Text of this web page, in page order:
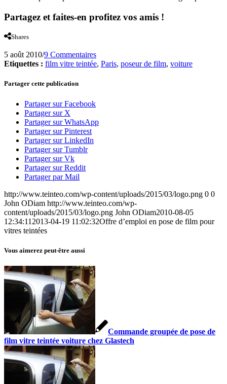
Partagez et faites-en profitez vos amis !
Shares
5 août 2010/9 Commentaires
Etiquettes : film vitre teintée, Paris, poseur de film, voiture
Partager cette publication
Partager sur Facebook
Partager sur X
Partager sur WhatsApp
Partager sur Pinterest
Partager sur LinkedIn
Partager sur Tumblr
Partager sur Vk
Partager sur Reddit
Partager par Mail
http://www.teinteo.com/wp-content/uploads/2015/03/logo.png 0 0
John ODiam http://www.teinteo.com/wp-
content/uploads/2015/03/logo.png John ODiam2010-08-05
12:34:11 2013-04-19 11:02:32Offre d’emploi en pose de film pour
vitres teintées
Vous aimerez peut-être aussi
Commande groupée de pose de
film vitre teintée voiture chez Glastech